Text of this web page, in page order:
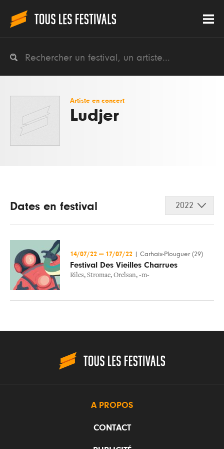
Artiste en concert
Ludjer
Dates en festival 2022
14/07/22 — 17/07/22 Carhaix-Plouguer (29)
Festival Des Vieilles Charrues
Riles, Stromae, Orelsan, -m-
A PROPOS
CONTACT